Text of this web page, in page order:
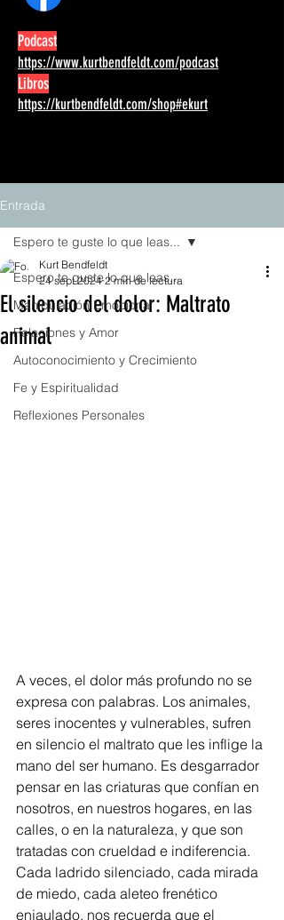
Podcast
https://www.kurtbendfeldt.com/podcast
Libros
https://kurtbendfeldt.com/shop#ekurt
Entrada
Espero te guste lo que leas...
Manipulación Emocional
Relaciones y Amor
Autoconocimiento y Crecimiento
Fe y Espiritualidad
Reflexiones Personales
Espero te guste lo que leas...
El silencio del dolor: Maltrato
animal
Kurt Bendfeldt
24 sept 2024 2 min de lectura
A veces, el dolor más profundo no se
expresa con palabras. Los animales,
seres inocentes y vulnerables, sufren
en silencio el maltrato que les inflige la
mano del ser humano. Es desgarrador
pensar en las criaturas que confían en
nosotros, en nuestros hogares, en las
calles, o en la naturaleza, y que son
tratadas con crueldad e indiferencia.
Cada ladrido silenciado, cada mirada
de miedo, cada aleteo frenético
enjaulado, nos recuerda que el